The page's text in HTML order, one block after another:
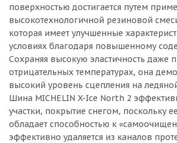
поверхностью достигается путем
высокотехнологичной резиновой
которая имеет улучшенные
условиях благодаря повышенному
Сохраняя высокую эластичность даже
отрицательных температурах, она
высокий уровень сцепления на
Шина MICHELIN X-Ice North 2
участки, покрытие снегом, поскольку
обладает способностью к
эффективно удаляется из каналов